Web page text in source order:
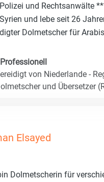
und Rechtsanwälte
und lebe seit 26
Dolmetscher für
von Niederlande -
und Übersetzer
Elsayed
Dolmetscherin für